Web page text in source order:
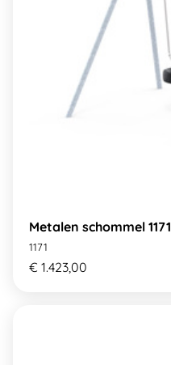
Metalen schommel 1171
1171
€ 1.423,00